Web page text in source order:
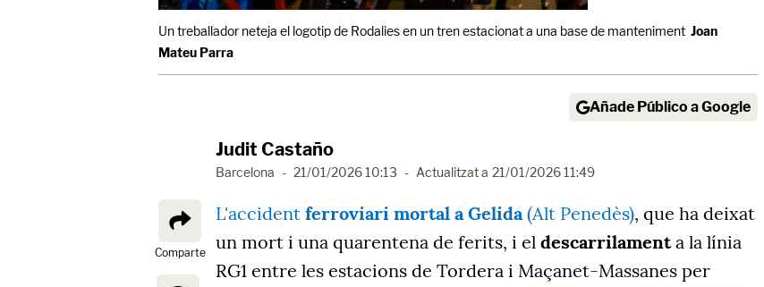
Un treballador neteja el logotip de Rodalies en un tren estacionat a una base de manteniment Joan
Mateu Parra
Añade Público a Google
Judit Castaño
Barcelona - 21/01/2026 10:13 - Actualitzat a 21/01/2026 11:49
Comparte
L'accident ferroviari mortal a Gelida(Alt Penedès), que ha deixat
un mort i una quarentena de ferits, i el descarrilamenta la línia
RG1 entre les estacions de Tordera i Maçanet-Massanes per